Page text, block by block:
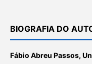
BIOGRAFIA DO
Fábio Abreu Passos,